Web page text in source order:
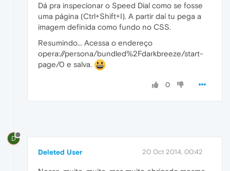
Dá pra inspecionar o Speed Dial como se fosse
uma página (Ctrl+Shift+I). A partir daí tu pega a
imagem definida como fundo no CSS.
Resumindo... Acessa o endereço
opera://persona/bundled%2Fdarkbreeze/start-
page/0 e salva.
0
D
Deleted User 20 Oct 2014, 00:42